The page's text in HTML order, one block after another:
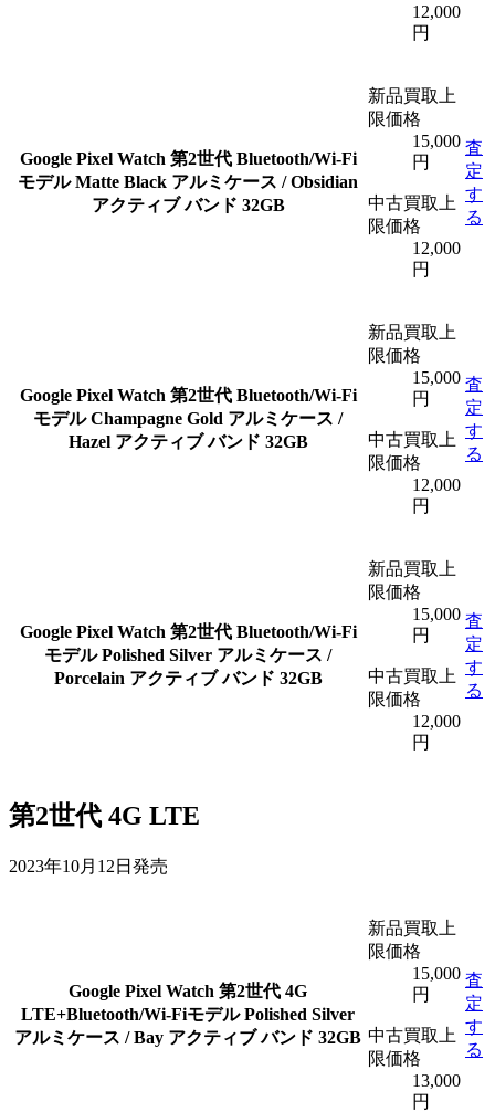
12,000
円
Google Pixel Watch 第2世代 Bluetooth/Wi-Fi
モデル Matte Black アルミケース / Obsidian
アクティブ バンド 32GB
新品買取上
限価格
15,000
円
中古買取上
限価格
12,000
円
査
定
す
る
Google Pixel Watch 第2世代 Bluetooth/Wi-Fi
モデル Champagne Gold アルミケース /
Hazel アクティブ バンド 32GB
新品買取上
限価格
15,000
円
中古買取上
限価格
12,000
円
査
定
す
る
Google Pixel Watch 第2世代 Bluetooth/Wi-Fi
モデル Polished Silver アルミケース /
Porcelain アクティブ バンド 32GB
新品買取上
限価格
15,000
円
中古買取上
限価格
12,000
円
査
定
す
る
第2世代 4G LTE
2023年10月12日発売
Google Pixel Watch 第2世代 4G
LTE+Bluetooth/Wi-Fiモデル Polished Silver
アルミケース / Bay アクティブ バンド 32GB
新品買取上
限価格
15,000
円
中古買取上
限価格
13,000
円
査
定
す
る